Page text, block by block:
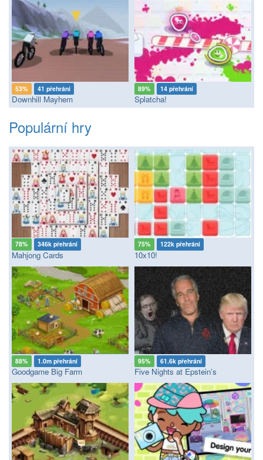
53% 41 přehrání
Downhill Mayhem
89% 14 přehrání
Splatcha!
Populární hry
78% 346k přehrání
Mahjong Cards
75% 122k přehrání
10x10!
88% 1.0m přehrání
Goodgame Big Farm
95% 61.6k přehrání
Five Nights at Epstein’s